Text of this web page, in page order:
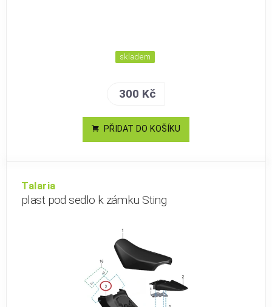
skladem
300 Kč
PŘIDAT DO KOŠÍKU
Talaria
plast pod sedlo k zámku Sting